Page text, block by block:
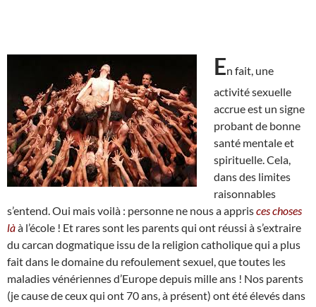
En fait, une
activité sexuelle
accrue est un signe
probant de bonne
santé mentale et
spirituelle. Cela,
dans des limites
raisonnables
s’entend. Oui mais voilà : personne ne nous a apprisces choses
làà l’école ! Et rares sont les parents qui ont réussi à s’extraire
du carcan dogmatique issu de la religion catholique qui a plus
fait dans le domaine du refoulement sexuel, que toutes les
maladies vénériennes d’Europe depuis mille ans ! Nos parents
(je cause de ceux qui ont 70 ans, à présent) ont été élevés dans